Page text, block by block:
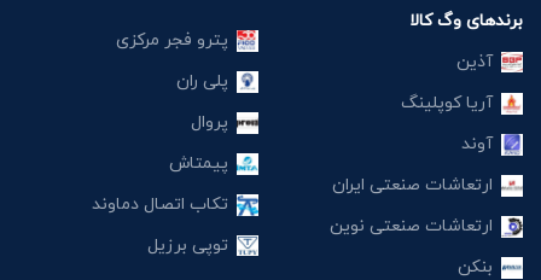
برندهای وگ کالا
آذین
آریا کوپلینگ
آوند
ارتعاشات صنعتی ایران
ارتعاشات صنعتی نوین
بنکن
پترو فجر مرکزی
پلی ران
پروال
پیمتاش
تکاب اتصال دماوند
توپی برزیل